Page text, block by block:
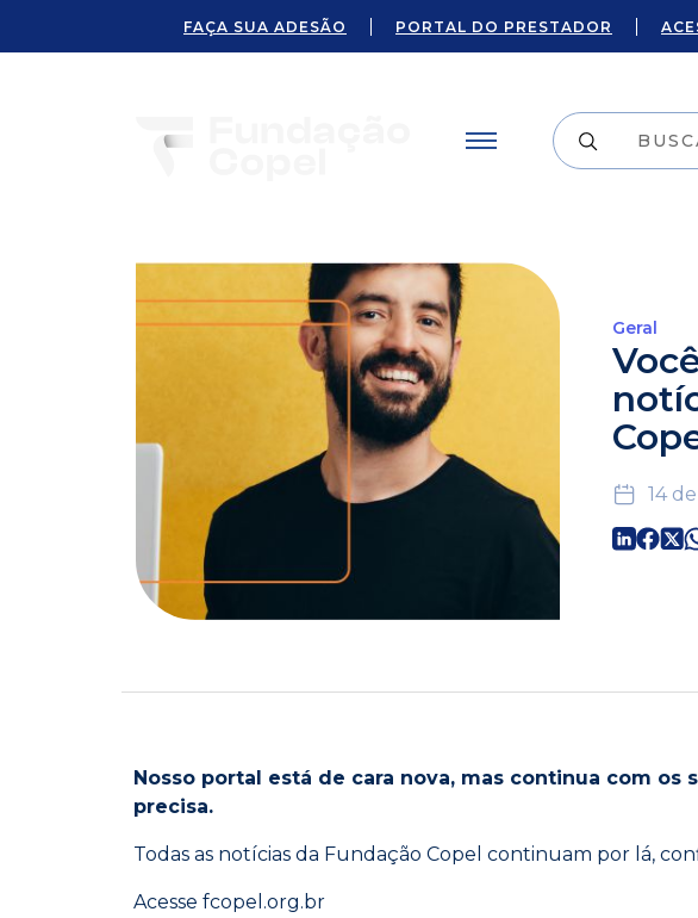
FAÇA SUA ADESÃO PORTAL DO PRESTADOR
Geral
14
Nosso portal está de cara nova, mas continua com os
precisa.
Todas as notícias da Fundação Copel continuam por lá,
Acesse fcopel.org.br